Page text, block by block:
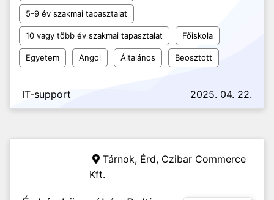
5-9 év szakmai tapasztalat
10 vagy több év szakmai tapasztalat Főiskola
Egyetem Angol Általános Beosztott
IT-support 2025. 04. 22.
Tárnok, Érd, Czibar Commerce
Kft.